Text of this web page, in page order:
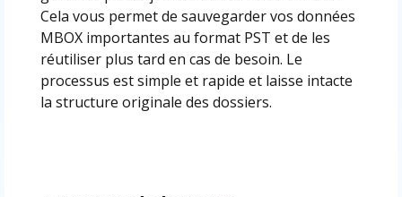
Cela vous permet de sauvegarder vos données
MBOX importantes au format PST et de les
réutiliser plus tard en cas de besoin. Le
processus est simple et rapide et laisse intacte
la structure originale des dossiers.